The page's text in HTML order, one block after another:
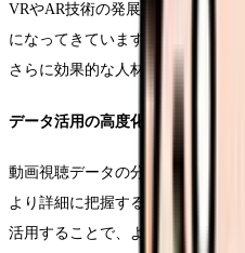
VRやAR技術の発展により、より
になってきています。これらの技
さらに効果的な人材獲得が期待で
データ活用の高度化
動画視聴データの分析により、求
より詳細に把握することが可能に
活用することで、より効果的な採